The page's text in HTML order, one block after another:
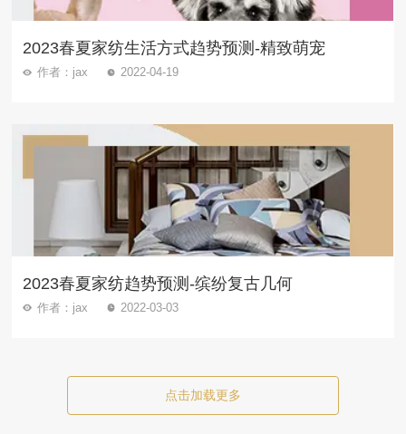
2023春夏家纺生活方式趋势预测-精致萌宠
作者：jax 2022-04-19
2023春夏家纺趋势预测-缤纷复古几何
作者：jax 2022-03-03
点击加载更多